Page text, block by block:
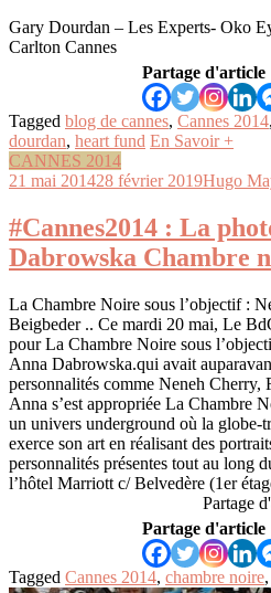
Gary Dourdan – Les Experts- Oko
Carlton Cannes
Partage d'article
Tagged blog de cannes, Cannes 2014,
dourdan, heart fund En Savoir +
CANNES 2014
21 mai 201428 février 2019Hugo
#Cannes2014 : La
Dabrowska Chambre
La Chambre Noire sous l’objectif :
Beigbeder .. Ce mardi 20 mai, Le
pour La Chambre Noire sous
Anna Dabrowska.qui avait
personnalités comme Neneh
Anna s’est appropriée La Chambre
un univers underground où la globe-
exerce son art en réalisant des
personnalités présentes tout au long
l’hôtel Marriott c/ Belvedère (1er
Partage
Partage d'article
Tagged Cannes 2014, chambre noire,